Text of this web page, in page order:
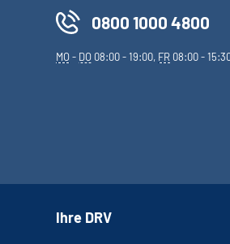
0800 1000 4800
MO- DO 08:00 - 19:00, FR 08:00 -
Ihre DRV